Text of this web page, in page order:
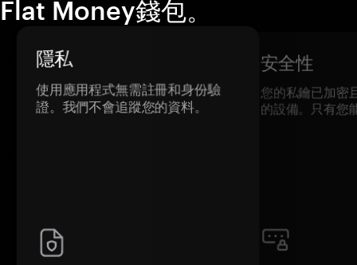
Flat Money錢包。
隱私
使用應用程式無需註冊和身份驗
證。我們不會追蹤您的資料。
安全性
您的私鑰已加密
的設備。只有您